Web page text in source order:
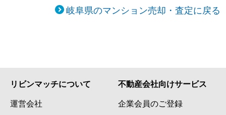
岐阜県のマンション売却・査定に戻る
リビンマッチについて
運営会社
不動産会社向けサービス
企業会員のご登録